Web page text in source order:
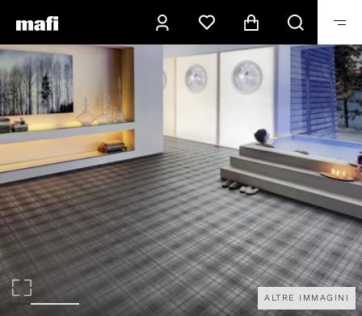
ALTRE IMMAGINI